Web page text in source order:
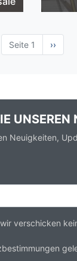
Seite 1
Nächste
Seite
››
UNSEREN
Neuigkeiten,
verschicken